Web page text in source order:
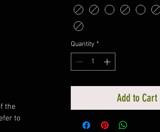
the
to
Quantity *
Add to Cart